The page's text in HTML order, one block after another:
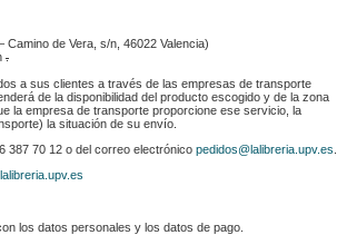
Camino de Vera, s/n, 46022 Valencia)
.
a sus clientes a través de las empresas de transporte
de la disponibilidad del producto escogido y de la zona
la empresa de transporte proporcione ese servicio, la
la situación de su envío.
387 70 12 o del correo electrónico pedidos@lalibreria.upv.es
los datos personales y los datos de pago.